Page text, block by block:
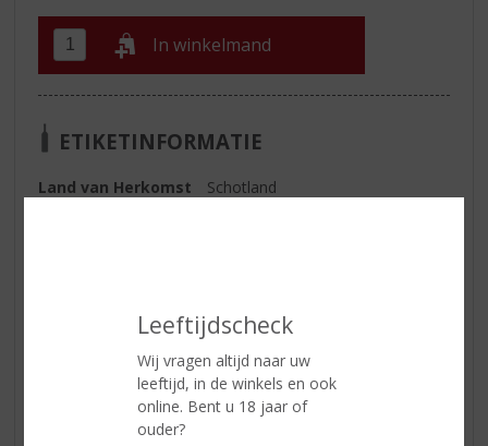
Leeftijdscheck
Wij vragen altijd naar uw
leeftijd, in de winkels en ook
online. Bent u 18 jaar of
ouder?
In winkelmand
ETIKETINFORMATIE
Land van Herkomst
Schotland
Reviews
Schrijf een review